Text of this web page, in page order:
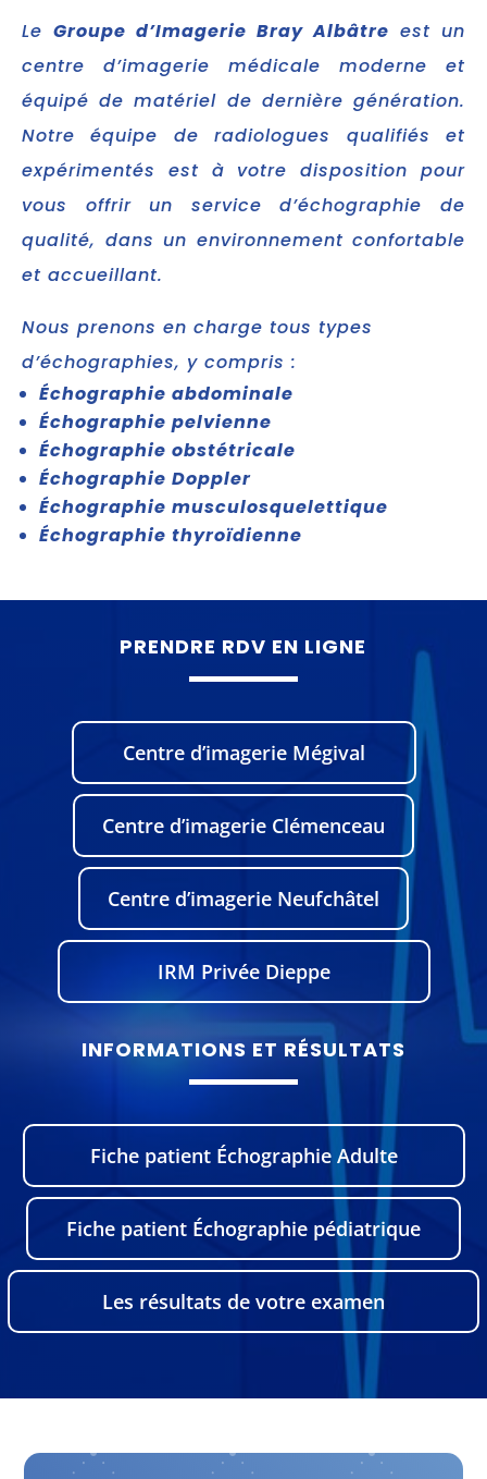
Le Groupe d’Imagerie Bray Albâtre est un
centre d’imagerie médicale moderne et
équipé de matériel de dernière génération.
Notre équipe de radiologues qualifiés et
expérimentés est à votre disposition pour
vous offrir un service d’échographie de
qualité, dans un environnement confortable
et accueillant.
Nous prenons en charge tous types
d’échographies, y compris :
Échographie abdominale
Échographie pelvienne
Échographie obstétricale
Échographie Doppler
Échographie musculosquelettique
Échographie thyroïdienne
PRENDRE RDV EN LIGNE
Centre d’imagerie Mégival
Centre d’imagerie Clémenceau
Centre d’imagerie Neufchâtel
IRM Privée Dieppe
INFORMATIONS ET RÉSULTATS
Fiche patient Échographie Adulte
Fiche patient Échographie pédiatrique
Les résultats de votre examen